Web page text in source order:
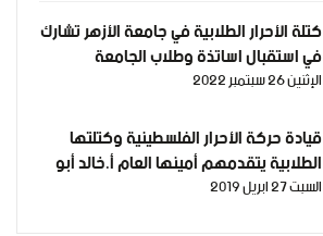
كتلة الأحرار الطلابية في جامعة الأزهر تشارك
في استقبال اساتذة وطلاب الجامعة
الإثنين 26 سبتمبر 2022
قيادة حركة الأحرار الفلسطينية وكتلتها
الطلابية يتقدمهم أمينها العام أ.خالد أبو
هلال "أبو أدهم"في إستضافة مجلس طلاب
السبت 27 ابريل 2019